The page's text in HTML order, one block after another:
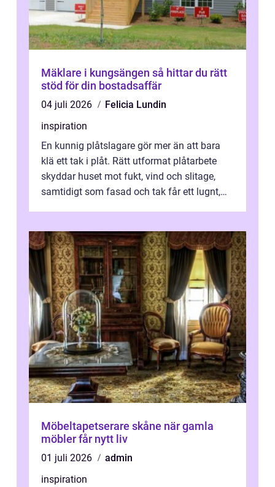
Mäklare i kungsängen så hittar du rätt
stöd för din bostadsaffär
04 juli 2026
Felicia Lundin
inspiration
En kunnig plåtslagare gör mer än att bara
klä ett tak i plåt. Rätt utformat plåtarbete
skyddar huset mot fukt, vind och slitage,
samtidigt som fasad och tak får ett lugnt,
Möbeltapetserare skåne när gamla
möbler får nytt liv
01 juli 2026
admin
inspiration